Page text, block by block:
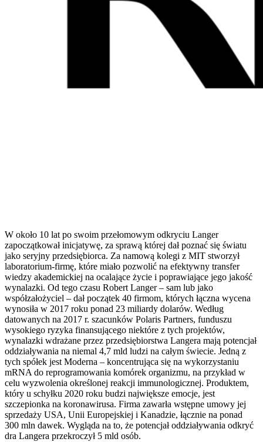
W około 10 lat po swoim przełomowym odkryciu Langer
zapoczątkował inicjatywę, za sprawą której dał poznać się światu
jako seryjny przedsiębiorca. Za namową kolegi z MIT stworzył
laboratorium-firmę, które miało pozwolić na efektywny transfer
wiedzy akademickiej na ocalające życie i poprawiające jego jakość
wynalazki. Od tego czasu Robert Langer – sam lub jako
współzałożyciel – dał początek 40 firmom, których łączna wycena
wynosiła w 2017 roku ponad 23 miliardy dolarów. Według
datowanych na 2017 r. szacunków Polaris Partners, funduszu
wysokiego ryzyka finansującego niektóre z tych projektów,
wynalazki wdrażane przez przedsiębiorstwa Langera mają potencjał
oddziaływania na niemal 4,7 mld ludzi na całym świecie. Jedną z
tych spółek jest Moderna – koncentrująca się na wykorzystaniu
mRNA do reprogramowania komórek organizmu, na przykład w
celu wyzwolenia określonej reakcji immunologicznej. Produktem,
który u schyłku 2020 roku budzi największe emocje, jest
szczepionka na koronawirusa. Firma zawarła wstępne umowy jej
sprzedaży USA, Unii Europejskiej i Kanadzie, łącznie na ponad
300 mln dawek. Wygląda na to, że potencjał oddziaływania odkryć
dra Langera przekroczył 5 mld osób.